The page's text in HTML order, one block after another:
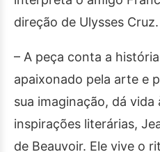
direção de Ulysses Cruz.
– A peça conta a
apaixonado pela arte e
sua imaginação, dá vida
inspirações literárias,
de Beauvoir. Ele vive o